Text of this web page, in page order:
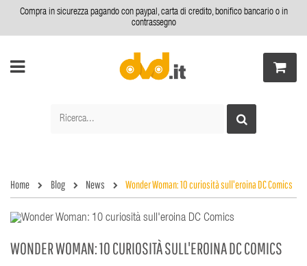
Compra in sicurezza pagando con paypal, carta di credito, bonifico bancario o in
contrassegno
Home Blog News Wonder Woman: 10 curiosità sull'eroina DC Comics
WONDER WOMAN: 10 CURIOSITÀ SULL'EROINA DC COMICS